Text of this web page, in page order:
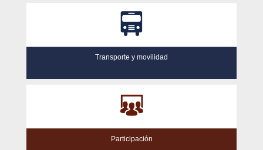
Transporte y movilidad
Participación